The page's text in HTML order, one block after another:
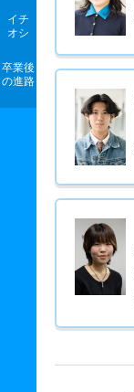
イチ
オシ
卒業後
の進路